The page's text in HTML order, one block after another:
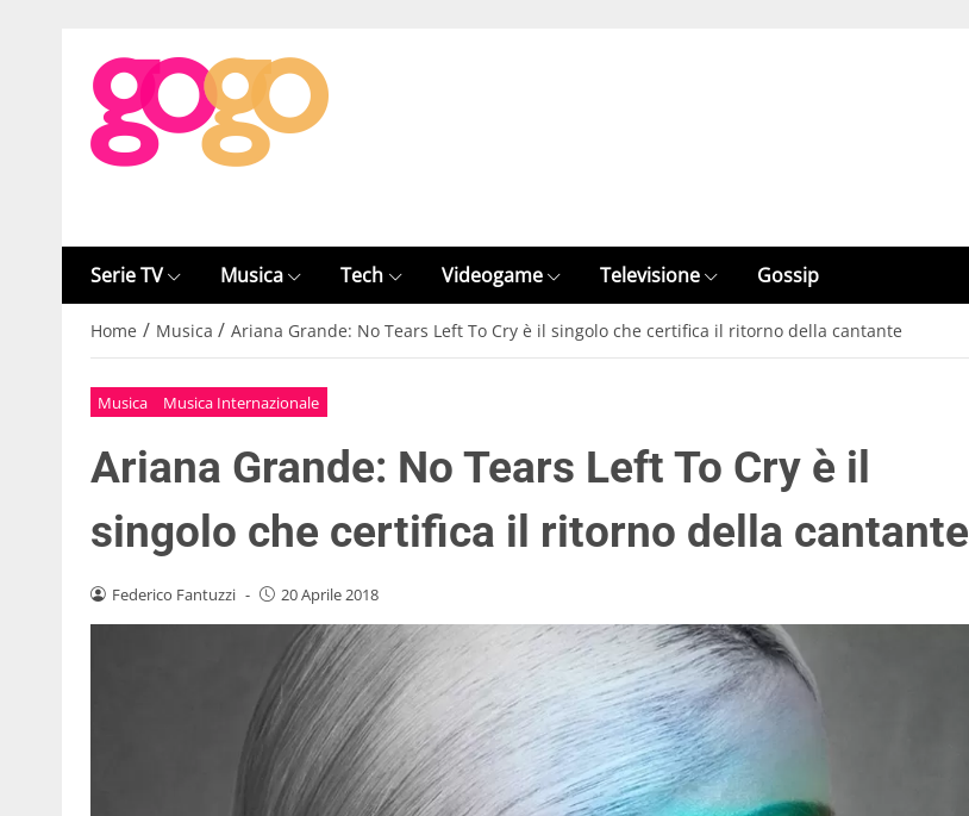
Serie TV Musica Tech Videogame Televisione Gossip
Home / Musica / Ariana Grande: No Tears Left To Cry è il singolo che certifica il ritorno della cantante
Musica Musica Internazionale
Ariana Grande: No Tears Left To Cry è il
singolo che certifica il ritorno della cantante
Federico Fantuzzi - 20 Aprile 2018